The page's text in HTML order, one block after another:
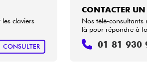
claviers
CONSULTER
CONTACTER UN
Nos télé-consultants
là pour répondre à
01 81 930